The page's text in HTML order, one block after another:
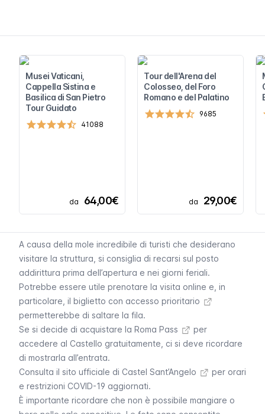
Musei Vaticani,
Cappella Sistina e
Basilica di San Pietro
Tour Guidato
41088
da 64,00€
Tour dell'Arena del
Colosseo, del Foro
Romano e del Palatino
9685
da 29,00€
A causa della mole incredibile di turisti che desiderano
visitare la struttura, si consiglia di recarsi sul posto
addirittura prima dell’apertura e nei giorni feriali.
Potrebbe essere utile prenotare la visita online e, in
particolare, il biglietto con accesso prioritario
permetterebbe di saltare la fila.
Se si decide di acquistare la Roma Pass
per
accedere al Castello gratuitamente, ci si deve ricordare
di mostrarla all’entrata.
Consulta il sito ufficiale di Castel Sant’Angelo
per orari
e restrizioni COVID-19 aggiornati.
È importante ricordare che non è possibile mangiare o